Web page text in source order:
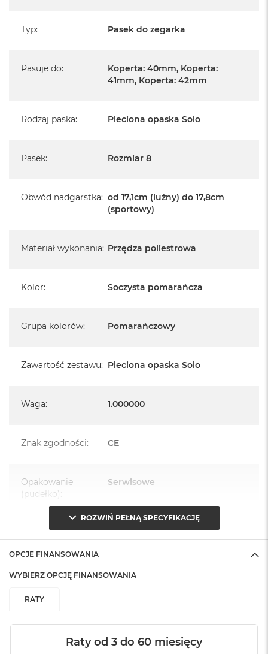
Typ: Pasek do zegarka
Pasuje do:
Koperta: 40mm, Koperta:
41mm, Koperta: 42mm
Rodzaj paska: Pleciona opaska Solo
Pasek: Rozmiar 8
Obwód nadgarstka: od 17,1cm (luźny) do 17,8cm
(sportowy)
Materiał wykonania: Przędza poliestrowa
Kolor: Soczysta pomarańcza
Grupa kolorów: Pomarańczowy
Zawartość zestawu: Pleciona opaska Solo
Waga: 1.000000
Znak zgodności: CE
Opakowanie
(pudełko):
Serwisowe
ROZWIŃ PEŁNĄ SPECYFIKACJĘ
OPCJE FINANSOWANIA
WYBIERZ OPCJĘ FINANSOWANIA
RATY
Raty od 3 do 60 miesięcy